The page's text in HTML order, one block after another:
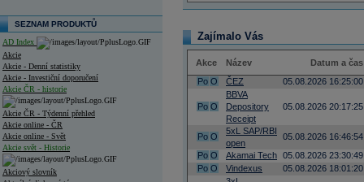
SEZNAM PRODUKTŮ
AD Index
Akcie
Akcie - Denní statistiky
Akcie - Investiční doporučení
Akcie ČR - historie
Akcie ČR - Týdenní přehled
Akcie online - ČR
Akcie online - Svět
Akcie svět - Historie
Akciový slovník
Zajímalo Vás
Akce Název
Datum a čas
Po O ČEZ 05.08.2026 16:25:00
Po O
BBVA
Depository
Receipt
05.08.2026 20:17:25
Po O
5xL SAP/RBI
open
05.08.2026 16:46:54
Po O Akamai Tech 05.08.2026 23:30:49
Po O Vindexus 05.08.2026 18:01:20